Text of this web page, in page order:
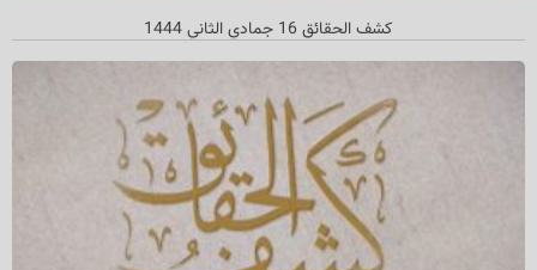
کشف الحقائق 16 جمادي الثاني 1444